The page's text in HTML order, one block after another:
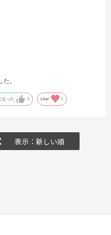
。
なった 0 Like! 0
表示：新しい順